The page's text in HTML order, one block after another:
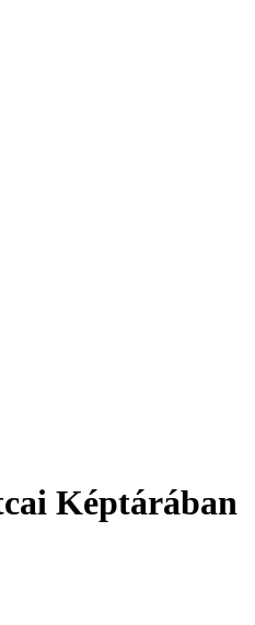
Képtárában